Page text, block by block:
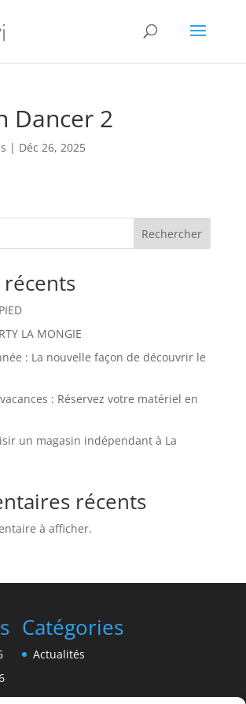
Dancer 2
| Déc 26, 2025
Rechercher
LA MONGIE
: La nouvelle façon de découvrir le
: Réservez votre matériel en
un magasin indépendant à La
récents
à afficher.
Catégories
Actualités